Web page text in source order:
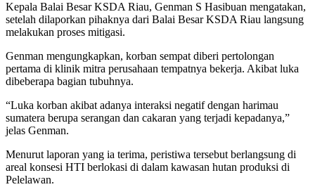
Kepala Balai Besar KSDA Riau, Genman S Hasibuan mengatakan,
setelah dilaporkan pihaknya dari Balai Besar KSDA Riau langsung
melakukan proses mitigasi.
Genman mengungkapkan, korban sempat diberi pertolongan
pertama di klinik mitra perusahaan tempatnya bekerja. Akibat luka
dibeberapa bagian tubuhnya.
“Luka korban akibat adanya interaksi negatif dengan harimau
sumatera berupa serangan dan cakaran yang terjadi kepadanya,”
jelas Genman.
Menurut laporan yang ia terima, peristiwa tersebut berlangsung di
areal konsesi HTI berlokasi di dalam kawasan hutan produksi di
Pelelawan.